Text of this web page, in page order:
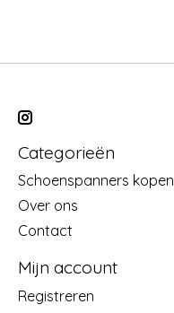
Categorieën
Schoenspanners kopen
Over ons
Contact
Mijn account
Registreren